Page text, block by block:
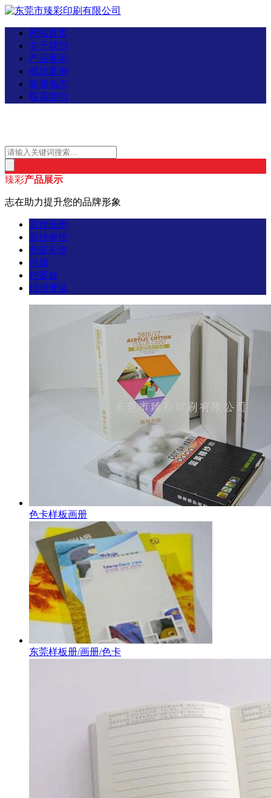
网站首页
关于我们
产品展示
成功案例
新闻动态
联系我们
臻彩产品展示
志在助力提升您的品牌形象
宣传画册
宣传单张
包装彩盒
吊旗
档案袋
信封便笺
色卡样板画册
东莞样板册/画册/色卡